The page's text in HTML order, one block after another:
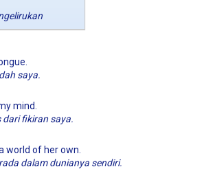
saya.
mind.
fikiran saya.
world of her own.
dalam dunianya sendiri.